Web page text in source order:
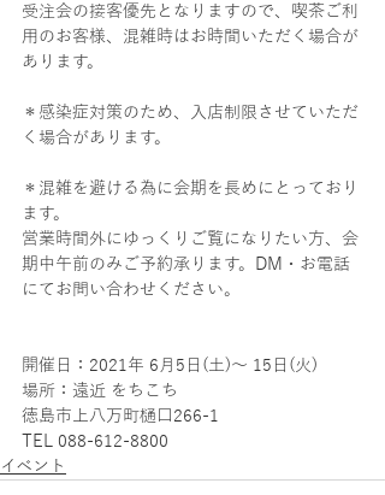
受注会の接客優先となりますので、喫茶ご利
用のお客様、混雑時はお時間いただく場合が
あります。
＊感染症対策のため、入店制限させていただ
く場合があります。
＊混雑を避ける為に会期を長めにとっており
ます。
営業時間外にゆっくりご覧になりたい方、会
期中午前のみご予約承ります。DM・お電話
にてお問い合わせください。
開催日：2021年 6月5日(土)〜 15日(火)
場所：遠近 をちこち
徳島市上八万町樋口266-1
TEL 088-612-8800
イベント